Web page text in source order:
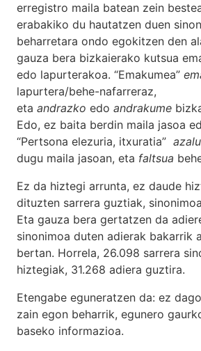
erregistro maila batean zein
erabakiko du hautatzen duen
beharretara ondo egokitzen den
gauza bera bizkaierako kutsua
edo lapurterakoa. “Emakumea”
lapurtera/behe-nafarreraz,
eta andrazko edo andrakume
Edo, ez baita berdin maila jasoa
“Pertsona elezuria, itxuratia”
dugu maila jasoan, eta faltsua
Ez da hiztegi arrunta, ez daude
dituzten sarrera guztiak,
Eta gauza bera gertatzen da
sinonimoa duten adierak bakarrik
bertan. Horrela, 26.098 sarrera
hiztegiak, 31.268 adiera guztira.
Etengabe eguneratzen da: ez
zain egon beharrik, egunero
baseko informazioa.